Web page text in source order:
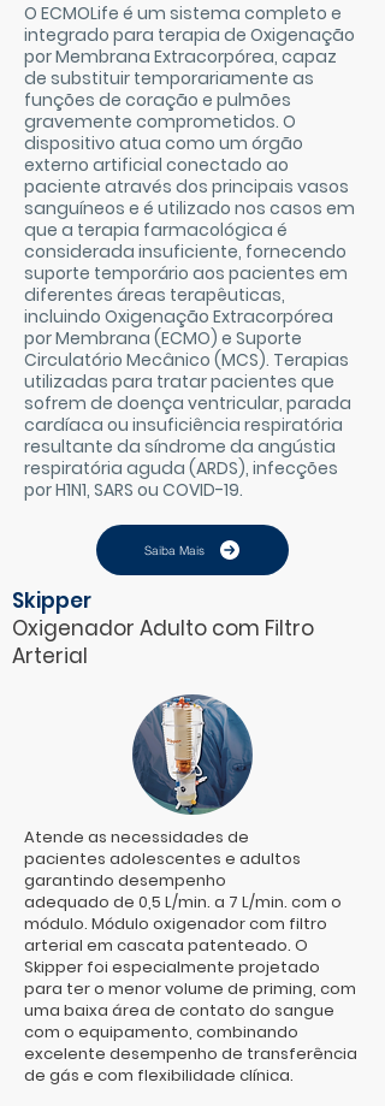
O ECMOLife é um sistema completo e
integrado para terapia de Oxigenação
por Membrana Extracorpórea, capaz
de substituir temporariamente as
funções de coração e pulmões
gravemente comprometidos. O
dispositivo atua como um órgão
externo artificial conectado ao
paciente através dos principais vasos
sanguíneos e é utilizado nos casos em
que a terapia farmacológica é
considerada insuficiente, fornecendo
suporte temporário aos pacientes em
diferentes áreas terapêuticas,
incluindo Oxigenação Extracorpórea
por Membrana (ECMO) e Suporte
Circulatório Mecânico (MCS). Terapias
utilizadas para tratar pacientes que
sofrem de doença ventricular, parada
cardíaca ou insuficiência respiratória
resultante da síndrome da angústia
respiratória aguda (ARDS), infecções
por H1N1, SARS ou COVID-19.
Saiba Mais
Skipper
Oxigenador Adulto com Filtro
Arterial
Atende as necessidades de
pacientes adolescentes e adultos
garantindo desempenho
adequado de 0,5 L/min. a 7 L/min. com o
módulo. Módulo oxigenador com filtro
arterial em cascata patenteado. O
Skipper foi especialmente projetado
para ter o menor volume de priming, com
uma baixa área de contato do sangue
com o equipamento, combinando
excelente desempenho de transferência
de gás e com flexibilidade clínica.